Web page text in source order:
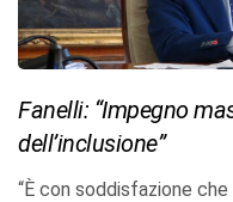
Fanelli: “Impegno
dell’inclusione”
“È con soddisfazione